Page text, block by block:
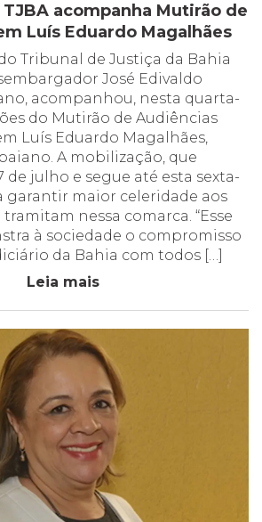
acompanha Mutirão de
Luís Eduardo Magalhães
Tribunal de Justiça da Bahia
José Edivaldo
acompanhou, nesta quarta-
do Mutirão de Audiências
Luís Eduardo Magalhães,
A mobilização, que
de julho e segue até esta sexta-
garantir maior celeridade aos
nessa comarca. “Esse
à sociedade o compromisso
da Bahia com todos […]
Leia mais